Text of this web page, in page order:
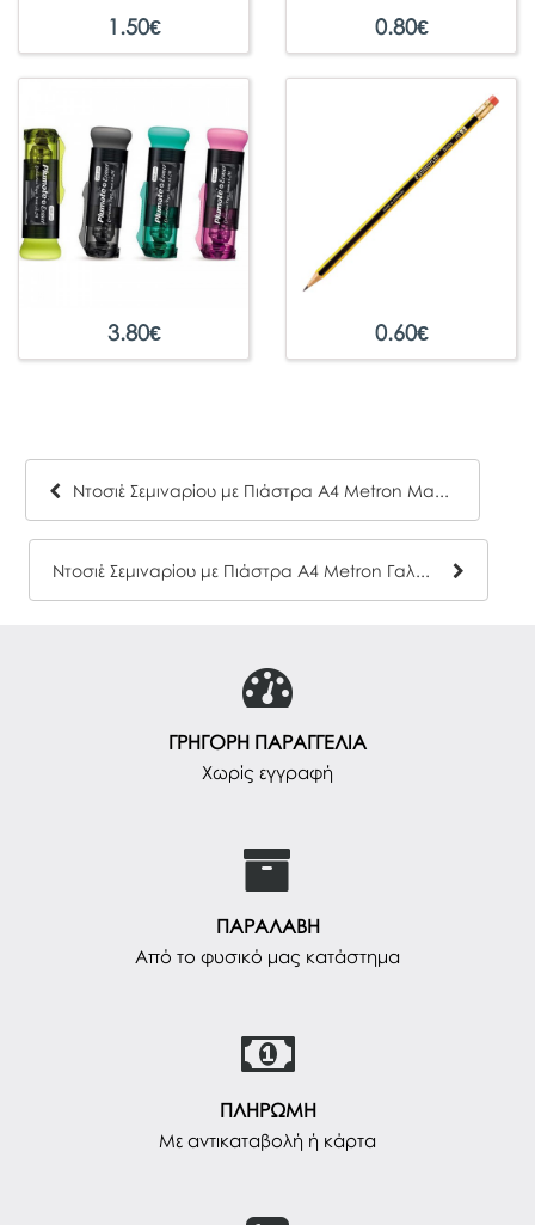
1.50€ 0.80€
3.80€ 0.60€
Ντοσιέ Σεμιναρίου με Πιάστρα Α4 Metron Μαύρο
Ντοσιέ Σεμιναρίου με Πιάστρα Α4 Metron Γαλάζιο
ΓΡΗΓΟΡΗ ΠΑΡΑΓΓΕΛΙΑ
Χωρίς εγγραφή
ΠΑΡΑΛΑΒΗ
Από το φυσικό μας κατάστημα
ΠΛΗΡΩΜΗ
Με αντικαταβολή ή κάρτα